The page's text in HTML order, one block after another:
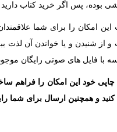
بوده، پس اگر خرید کتاب
هزار کتاب این امکان را برای شما
از شنیدن و یا خواندن آن لذت
با فایل های صوتی رایگان
خود این امکان را فراهم
و همچنین ارسال برای شما